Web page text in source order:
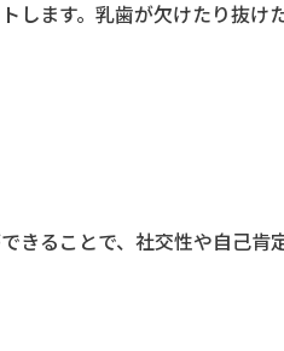
します。乳歯が欠けたり抜け
ることで、社交性や自己肯